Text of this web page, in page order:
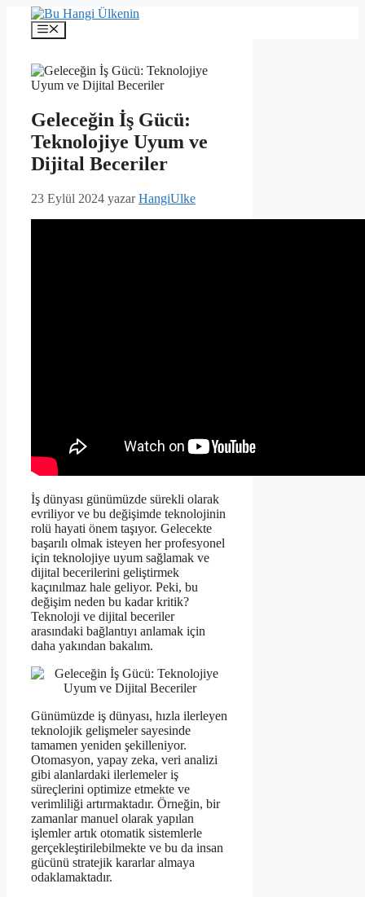
İçeriğe
Menü
Geleceğin İş Gücü:
Teknolojiye Uyum ve
Dijital Beceriler
23 Eylül 2024 yazarHangiUlke
İş dünyası günümüzde sürekli olarak
evriliyor ve bu değişimde teknolojinin
rolü hayati önem taşıyor. Gelecekte
başarılı olmak isteyen her profesyonel
için teknolojiye uyum sağlamak ve
dijital becerilerini geliştirmek
kaçınılmaz hale geliyor. Peki, bu
değişim neden bu kadar kritik?
Teknoloji ve dijital beceriler
arasındaki bağlantıyı anlamak için
daha yakından bakalım.
Günümüzde iş dünyası, hızla ilerleyen
teknolojik gelişmeler sayesinde
tamamen yeniden şekilleniyor.
Otomasyon, yapay zeka, veri analizi
gibi alanlardaki ilerlemeler iş
süreçlerini optimize etmekte ve
verimliliği artırmaktadır. Örneğin, bir
zamanlar manuel olarak yapılan
işlemler artık otomatik sistemlerle
gerçekleştirilebilmekte ve bu da insan
gücünü stratejik kararlar almaya
odaklamaktadır.